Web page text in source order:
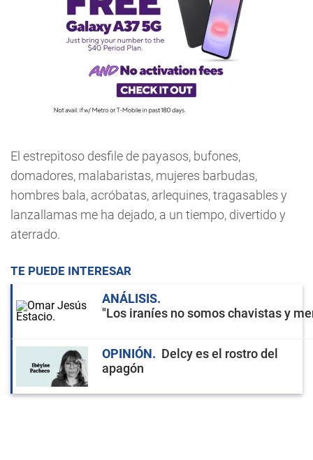
El estrepitoso desfile de payasos, bufones,
domadores, malabaristas, mujeres barbudas,
hombres bala, acróbatas, arlequines, tragasables y
lanzallamas me ha dejado, a un tiempo, divertido y
aterrado.
TE PUEDE INTERESAR
ANÁLISIS
"Los iraníes no somos chavistas y
OPINIÓN
Delcy es el rostro del
apagón